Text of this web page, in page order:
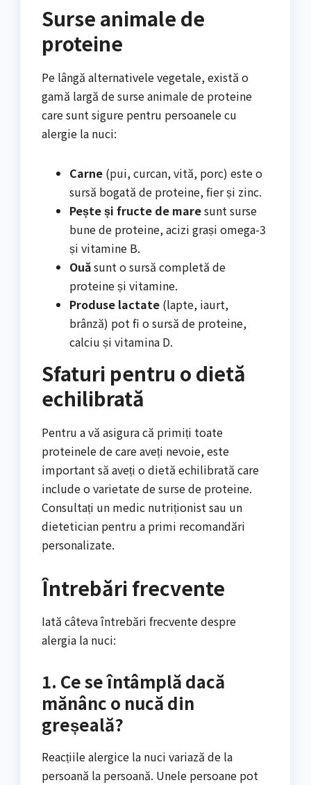
Surse animale de
proteine
Pe lângă alternativele vegetale, există o
gamă largă de surse animale de proteine
care sunt sigure pentru persoanele cu
alergie la nuci:
Carne (pui, curcan, vită, porc) este o
sursă bogată de proteine, fier și zinc.
Pește și fructe de maresunt surse
bune de proteine, acizi grași omega-3
și vitamine B.
Ouăsunt o sursă completă de
proteine și vitamine.
Produse lactate (lapte, iaurt,
brânză) pot fi o sursă de proteine,
calciu și vitamina D.
Sfaturi pentru o dietă
echilibrată
Pentru a vă asigura că primiți toate
proteinele de care aveți nevoie, este
important să aveți o dietă echilibrată care
include o varietate de surse de proteine.
Consultați un medic nutriționist sau un
dietetician pentru a primi recomandări
personalizate.
Întrebări frecvente
Iată câteva întrebări frecvente despre
alergia la nuci:
1. Ce se întâmplă dacă
mănânc o nucă din
greșeală?
Reacțiile alergice la nuci variază de la
persoană la persoană. Unele persoane pot